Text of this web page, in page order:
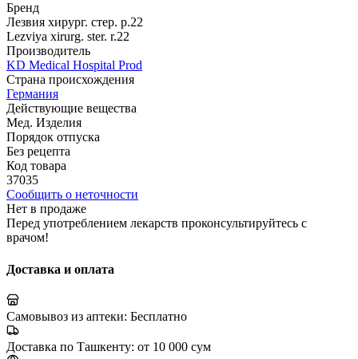
Бренд
Лезвия хирург. стер. р.22
Lezviya xirurg. ster. r.22
Производитель
KD Medical Hospital Prod
Страна происхождения
Германия
Действующие вещества
Мед. Изделия
Порядок отпуска
Без рецепта
Код товара
37035
Сообщить о неточности
Нет в продаже
Перед употреблением лекарств проконсультируйтесь с
врачом!
Доставка и оплата
Самовывоз из аптеки: Бесплатно
Доставка по Ташкенту: от 10 000 сум